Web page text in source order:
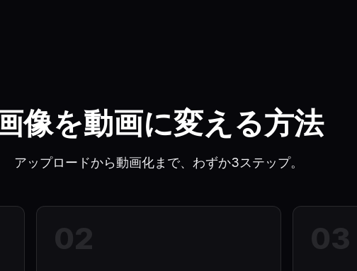
像を動画に変える方法
アップロードから動画化まで、わずか3ステップ。
02 03